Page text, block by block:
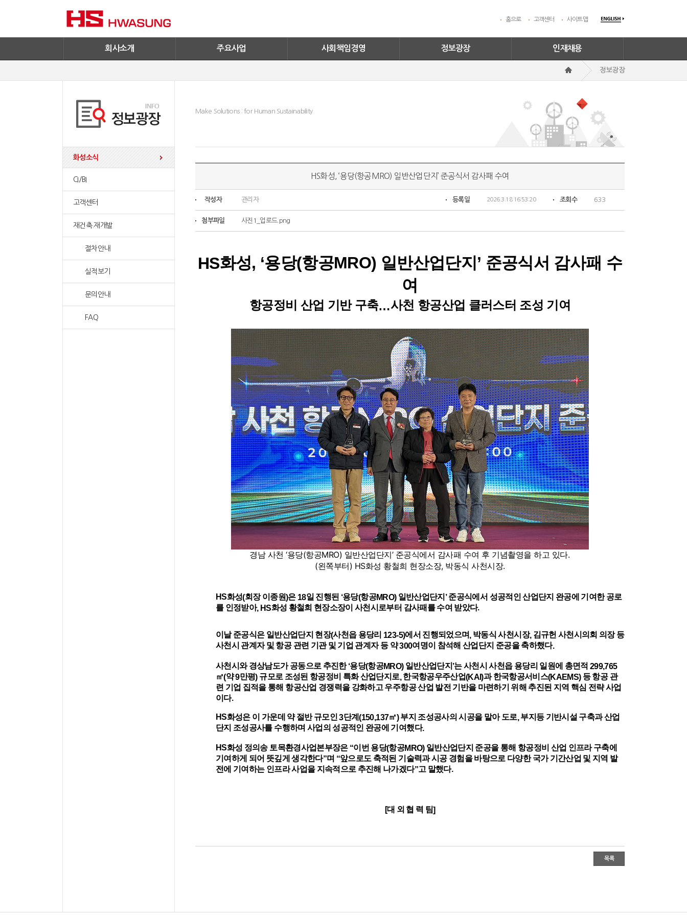
홈으로 고객센터 사이트맵
회사소개
기업IR
주요사업 사회책임경영 정보광장 인재채용
정보광장
화성소식
CI/BI
고객센터
재건축.재개발
절차안내
실적보기
문의안내
FAQ
Make Solutions : for Human Sustainability
HS화성, ‘용당(항공MRO) 일반산업단지’ 준공식서 감사패 수여
작성자 관리자 등록일 2026.3.18 16:53:20 조회수 633
첨부파일 사진1_업로드.png
HS화성, ‘용당(항공MRO) 일반산업단지’ 준공식서 감사패 수
여
항공정비 산업 기반 구축…사천 항공산업 클러스터 조성 기여
경남 사천 ‘용당(항공MRO) 일반산업단지’ 준공식에서 감사패 수여 후 기념촬영을 하고 있다.
(왼쪽부터) HS화성 황철희 현장소장, 박동식 사천시장.
HS화성(회장 이종원)은 18일 진행된 ‘용당(항공MRO) 일반산업단지 ’준공식에서 성공적인 산업단지 완공에 기여한 공로
를 인정받아, HS화성 황철희 현장소장이 사천시로부터 감사패를 수여 받았다.
이날 준공식은 일반산업단지 현장(사천읍 용당리 123-5)에서 진행되었으며 박동식 사천시장, 김규헌 사천시의회 의장 등
사천시 관계자 및 항공 관련 기관 및 기업 관계자 등 약300여명이 참석해 산업단지 준공을 축하했다.
사천시와 경상남도가 공동으로 추진한‘용당(항공MRO) 일반산업단지’는 사천시 사천읍 용당리 일원에 총면적299,765
㎡(약9만평) 규모로 조성된 항공정비 특화 산업단지로 한국항공우주산업(KAI)과 한국항공서비스(KAEMS) 등 항공 관
련 기업 집적을 통해 항공산업 경쟁력을 강화하고 우주항공 산업 발전 기반을 마련하기 위해 추진된 지역 핵심 전략 사업
이다.
HS화성은 이 가운데 약 절반 규모인3단계(150,137㎡)부지 조성공사의 시공을 맡아 도로 부지등 기반시설 구축과 산업
단지 조성공사를 수행하며 사업의 성공적인 완공에 기여했다.
HS화성 정의송 토목환경사업본부장은 “이번 용당(항공MRO) 일반산업단지 준공을 통해 항공정비 산업 인프라 구축에
기여하게 되어 뜻깊게 생각한다”며 “앞으로도 축적된 기술력과 시공 경험을 바탕으로 다양한 국가 기간산업 및 지역 발
전에 기여하는 인프라 사업을 지속적으로 추진해 나가겠다”고 말했다.
[대 외 협 력 팀]
목록